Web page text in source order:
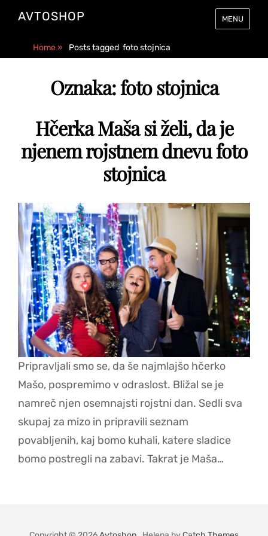
AVTOSHOP MENU
Home» Posts tagged foto stojnica
Oznaka:foto stojnica
Hčerka Maša si želi, da je
njenem rojstnem dnevu foto
stojnica
Pripravljali smo se, da še najmlajšo hčerko
Mašo, pospremimo v odraslost. Bližal se je
namreč njen osemnajsti rojstni dan. Sedli sva
skupaj za mizo in pripravili seznam
povabljenih, kaj bomo kuhali, katere sladice
bomo postregli na zabavi. Takrat je Maša…